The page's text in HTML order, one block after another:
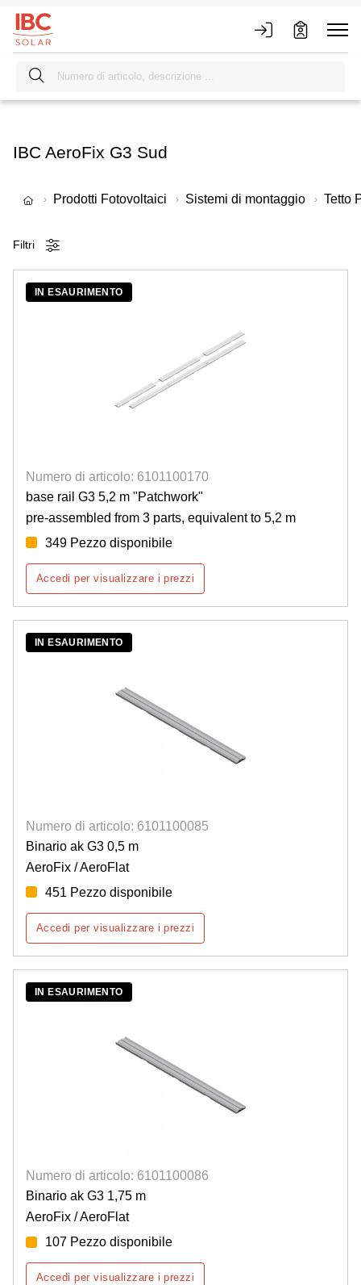
IBC AeroFix G3 Sud
Prodotti Fotovoltaici Sistemi di montaggio Tetto
Filtri
IN ESAURIMENTO
Numero di articolo: 6101100170
base rail G3 5,2 m "Patchwork"
pre-assembled from 3 parts, equivalent to 5,2 m
349 Pezzo disponibile
Accedi per visualizzare i prezzi
IN ESAURIMENTO
Numero di articolo: 6101100085
Binario ak G3 0,5 m
AeroFix / AeroFlat
451 Pezzo disponibile
Accedi per visualizzare i prezzi
IN ESAURIMENTO
Numero di articolo: 6101100086
Binario ak G3 1,75 m
AeroFix / AeroFlat
107 Pezzo disponibile
Accedi per visualizzare i prezzi